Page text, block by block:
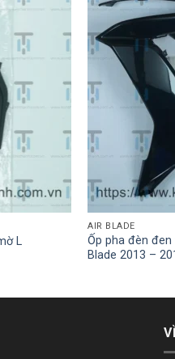
L
AIR BLADE
Ốp pha đèn
Blade 2013 –